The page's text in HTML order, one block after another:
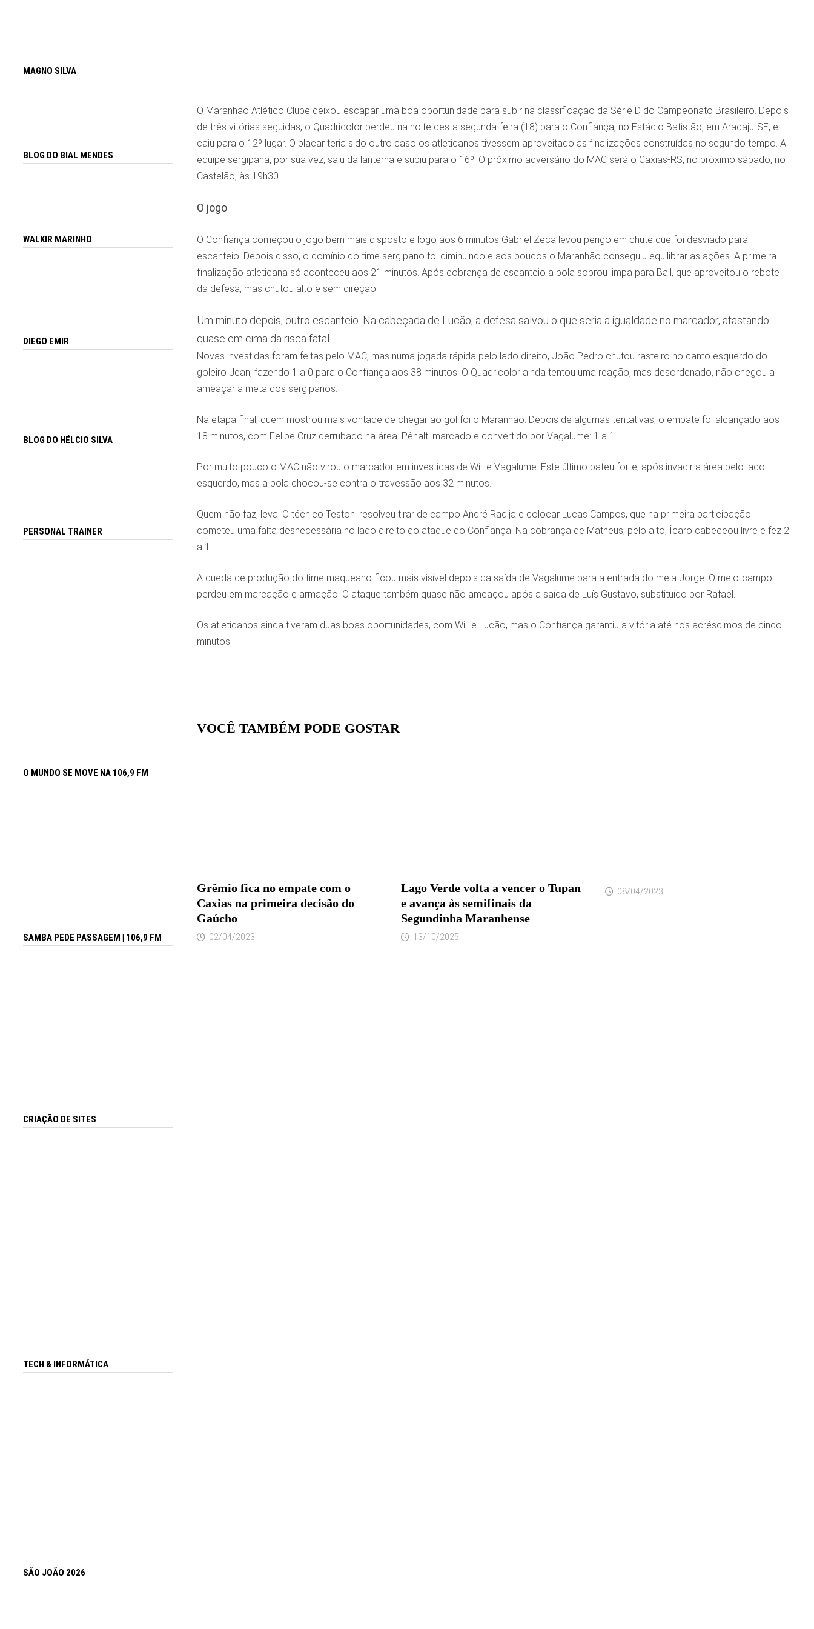
O Maranhão Atlético Clube deixou escapar uma boa oportunidade para subir na classificação da Série D do Campeonato Brasileiro. Depois
de três vitórias seguidas, o Quadricolor perdeu na noite desta segunda-feira (18) para o Confiança, no Estádio Batistão, em Aracaju-SE, e
caiu para o 12º lugar. O placar teria sido outro caso os atleticanos tivessem aproveitado as finalizações construídas no segundo tempo. A
equipe sergipana, por sua vez, saiu da lanterna e subiu para o 16º. O próximo adversário do MAC será o Caxias-RS, no próximo sábado, no
Castelão, às 19h30.
O jogo
O Confiança começou o jogo bem mais disposto e logo aos 6 minutos Gabriel Zeca levou perigo em chute que foi desviado para
escanteio. Depois disso, o domínio do time sergipano foi diminuindo e aos poucos o Maranhão conseguiu equilibrar as ações. A primeira
finalização atleticana só aconteceu aos 21 minutos. Após cobrança de escanteio a bola sobrou limpa para Ball, que aproveitou o rebote
da defesa, mas chutou alto e sem direção.
Um minuto depois, outro escanteio. Na cabeçada de Lucão, a defesa salvou o que seria a igualdade no marcador, afastando
quase em cima da risca fatal.
Novas investidas foram feitas pelo MAC, mas numa jogada rápida pelo lado direito, João Pedro chutou rasteiro no canto esquerdo do
goleiro Jean, fazendo 1 a 0 para o Confiança aos 38 minutos. O Quadricolor ainda tentou uma reação, mas desordenado, não chegou a
ameaçar a meta dos sergipanos.
Na etapa final, quem mostrou mais vontade de chegar ao gol foi o Maranhão. Depois de algumas tentativas, o empate foi alcançado aos
18 minutos, com Felipe Cruz derrubado na área. Pênalti marcado e convertido por Vagalume: 1 a 1.
Por muito pouco o MAC não virou o marcador em investidas de Will e Vagalume. Este último bateu forte, após invadir a área pelo lado
esquerdo, mas a bola chocou-se contra o travessão aos 32 minutos.
Quem não faz, leva! O técnico Testoni resolveu tirar de campo André Radija e colocar Lucas Campos, que na primeira participação
cometeu uma falta desnecessária no lado direito do ataque do Confiança. Na cobrança de Matheus, pelo alto, Ícaro cabeceou livre e fez 2
a 1.
A queda de produção do time maqueano ficou mais visível depois da saída de Vagalume para a entrada do meia Jorge. O meio-campo
perdeu em marcação e armação. O ataque também quase não ameaçou após a saída de Luís Gustavo, substituído por Rafael.
Os atleticanos ainda tiveram duas boas oportunidades, com Will e Lucão, mas o Confiança garantiu a vitória até nos acréscimos de cinco
minutos.
VOCÊ TAMBÉM PODE GOSTAR
Grêmio fica no empate com o
Caxias na primeira decisão do
Gaúcho
02/04/2023
Lago Verde volta a vencer o Tupan
e avança às semifinais da
Segundinha Maranhense
13/10/2025
08/04/2023
MAGNO SILVA
BLOG DO BIAL MENDES
WALKIR MARINHO
DIEGO EMIR
BLOG DO HÉLCIO SILVA
PERSONAL TRAINER
O MUNDO SE MOVE NA 106,9 FM
SAMBA PEDE PASSAGEM | 106,9 FM
CRIAÇÃO DE SITES
TECH & INFORMÁTICA
SÃO JOÃO 2026